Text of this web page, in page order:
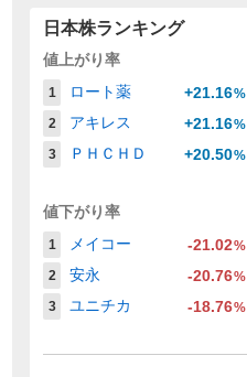
日本株ランキング
値上がり率
1 ロート薬 +21.16%
2
アキレス +21.16%
3
ＰＨＣＨＤ +20.50%
値下がり率
1 メイコー -21.02%
2
安永 -20.76%
3
ユニチカ -18.76%